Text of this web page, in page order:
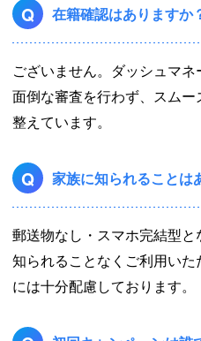
Q 在籍確認はありますか
ございません。ダッシュマ
面倒な審査を行わず、スム
整えています。
Q 家族に知られることは
郵送物なし・スマホ完結型
知られることなくご利用い
には十分配慮しております。